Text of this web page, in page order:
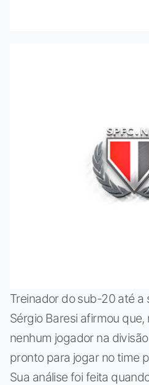
Treinador do sub-20 até a
Sérgio Baresi afirmou
nenhum jogador na
pronto para jogar no time
Sua análise foi feita